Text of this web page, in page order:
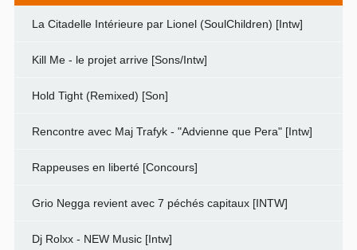
La Citadelle Intérieure par Lionel (SoulChildren) [Intw]
Kill Me - le projet arrive [Sons/Intw]
Hold Tight (Remixed) [Son]
Rencontre avec Maj Trafyk - "Advienne que Pera" [Intw]
Rappeuses en liberté [Concours]
Grio Negga revient avec 7 péchés capitaux [INTW]
Dj Rolxx - NEW Music [Intw]